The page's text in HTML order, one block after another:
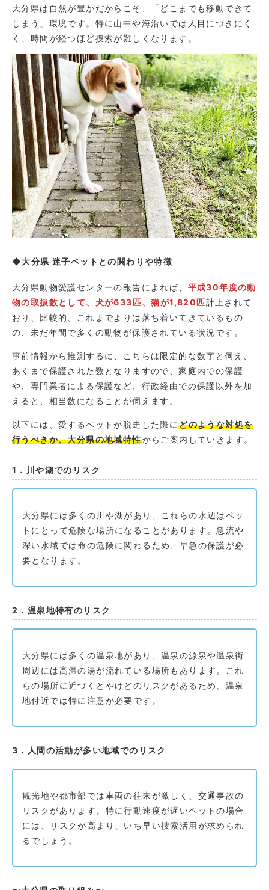
大分県は自然が豊かだからこそ、「どこまでも移動できて
しまう」環境です。特に山中や海沿いでは人目につきにく
く、時間が経つほど捜索が難しくなります。
◆大分県 迷子ペットとの関わりや特徴
大分県動物愛護センターの報告によれば、 平成30年度の動
物の取扱数として、犬が633匹、猫が1,820匹計上されて
おり、比較的、これまでよりは落ち着いてきているもの
の、未だ年間で多くの動物が保護されている状況です。
事前情報から推測するに、こちらは限定的な数字と伺え、
あくまで保護された数となりますので、家庭内での保護
や、専門業者による保護など、行政経由での保護以外を加
えると、相当数になることが伺えます。
以下には、愛するペットが脱走した際にどのような対処を
行うべきか、大分県の地域特性からご案内していきます。
1．川や湖でのリスク
大分県には多くの川や湖があり、これらの水辺はペッ
トにとって危険な場所になることがあります。急流や
深い水域では命の危険に関わるため、早急の保護が必
要となります。
2．温泉地特有のリスク
大分県には多くの温泉地があり、温泉の源泉や温泉街
周辺には高温の湯が流れている場所もあります。これ
らの場所に近づくとやけどのリスクがあるため、温泉
地付近では特に注意が必要です。
3．人間の活動が多い地域でのリスク
観光地や都市部では車両の往来が激しく、交通事故の
リスクがあります。特に行動速度が遅いペットの場合
には、リスクが高まり、いち早い捜索活用が求められ
るでしょう。